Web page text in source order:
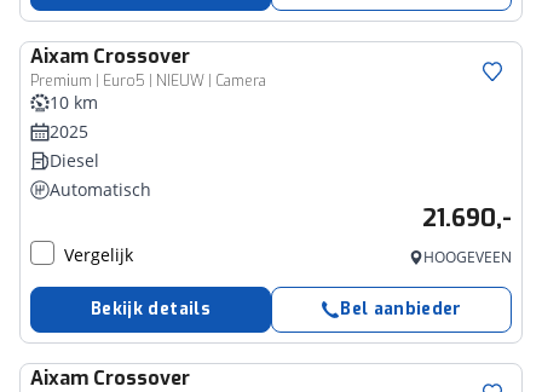
Aixam Crossover
Premium | Euro5 | NIEUW | Camera
10 km
2025
Diesel
Automatisch
21.690,-
Vergelijk HOOGEVEEN
Bekijk details Bel aanbieder
Aixam Crossover